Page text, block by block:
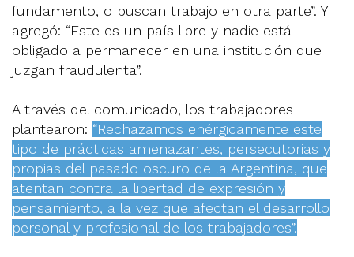
fundamento, o buscan trabajo en otra parte”. Y
agregó: “Este es un país libre y nadie está
obligado a permanecer en una institución que
juzgan fraudulenta”.
A través del comunicado, los trabajadores
plantearon: “Rechazamos enérgicamente este
tipo de prácticas amenazantes, persecutorias y
propias del pasado oscuro de la Argentina, que
atentan contra la libertad de expresión y
pensamiento, a la vez que afectan el desarrollo
personal y profesional de los trabajadores”.